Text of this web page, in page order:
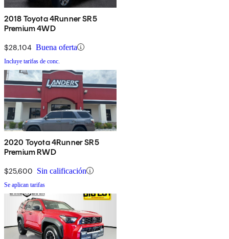
2018 Toyota 4Runner SR5
Premium 4WD
$28,104 Buena oferta
Incluye tarifas de conc.
2020 Toyota 4Runner SR5
Premium RWD
$25,600 Sin calificación
Se aplican tarifas